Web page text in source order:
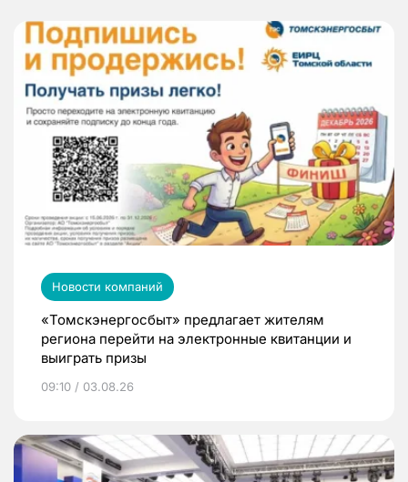
Новости компаний
«Томскэнергосбыт» предлагает жителям
региона перейти на электронные квитанции и
выиграть призы
09:10 / 03.08.26